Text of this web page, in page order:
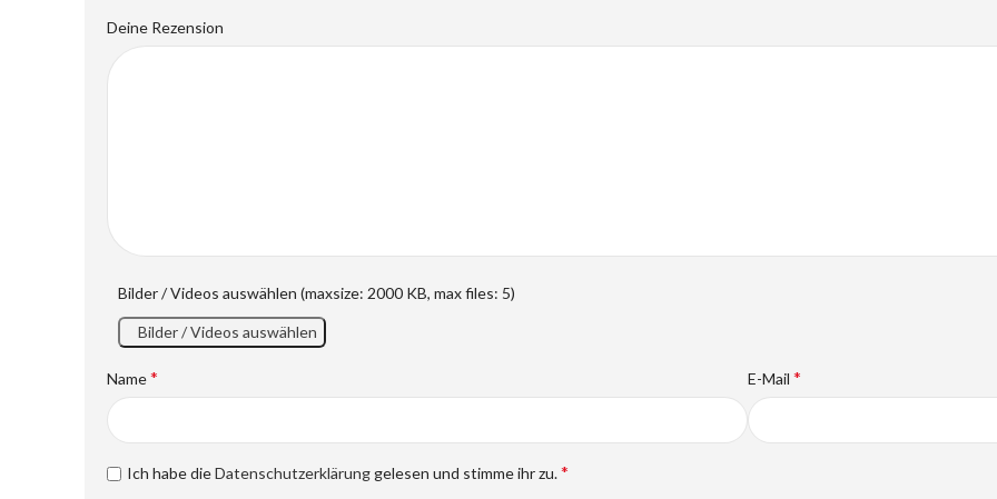
Deine Rezension
Bilder / Videos auswählen (maxsize: 2000 KB, max files: 5)
Bilder / Videos auswählen
Name* E-Mail *
Ich habe dieDatenschutzerklärung gelesen und stimme ihr zu.*